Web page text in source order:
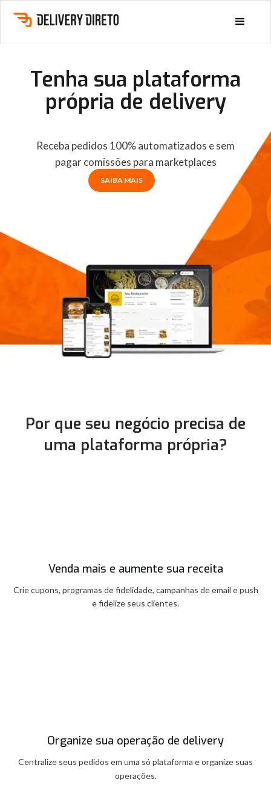
Tenha sua plataforma
própria de delivery
Receba pedidos 100% automatizados e sem
pagar comissões para marketplaces
SAIBA MAIS
Por que seu negócio precisa de
uma plataforma própria?
Venda mais e aumente sua receita
Crie cupons, programas de fidelidade, campanhas de email e push
e fidelize seus clientes.
Organize sua operação de delivery
Centralize seus pedidos em uma só plataforma e organize suas
operações.